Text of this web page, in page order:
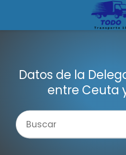
Datos de la
entre Ceuta